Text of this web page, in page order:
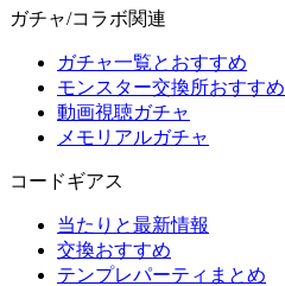
ガチャ/コラボ関連
ガチャ一覧とおすすめ
モンスター交換所おすすめ
動画視聴ガチャ
メモリアルガチャ
コードギアス
当たりと最新情報
交換おすすめ
テンプレパーティまとめ